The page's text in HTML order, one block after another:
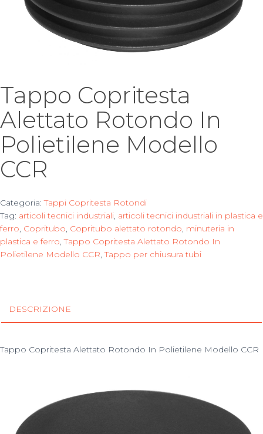
Tappo Copritesta
Alettato Rotondo In
Polietilene Modello
CCR
Categoria:Tappi Copritesta Rotondi
Tag: articoli tecnici industriali, articoli tecnici industriali in plastica e
ferro, Copritubo, Copritubo alettato rotondo, minuteria in
plastica e ferro,Tappo Copritesta Alettato Rotondo In
Polietilene Modello CCR,Tappo per chiusura tubi
DESCRIZIONE
Tappo Copritesta Alettato Rotondo In Polietilene Modello CCR